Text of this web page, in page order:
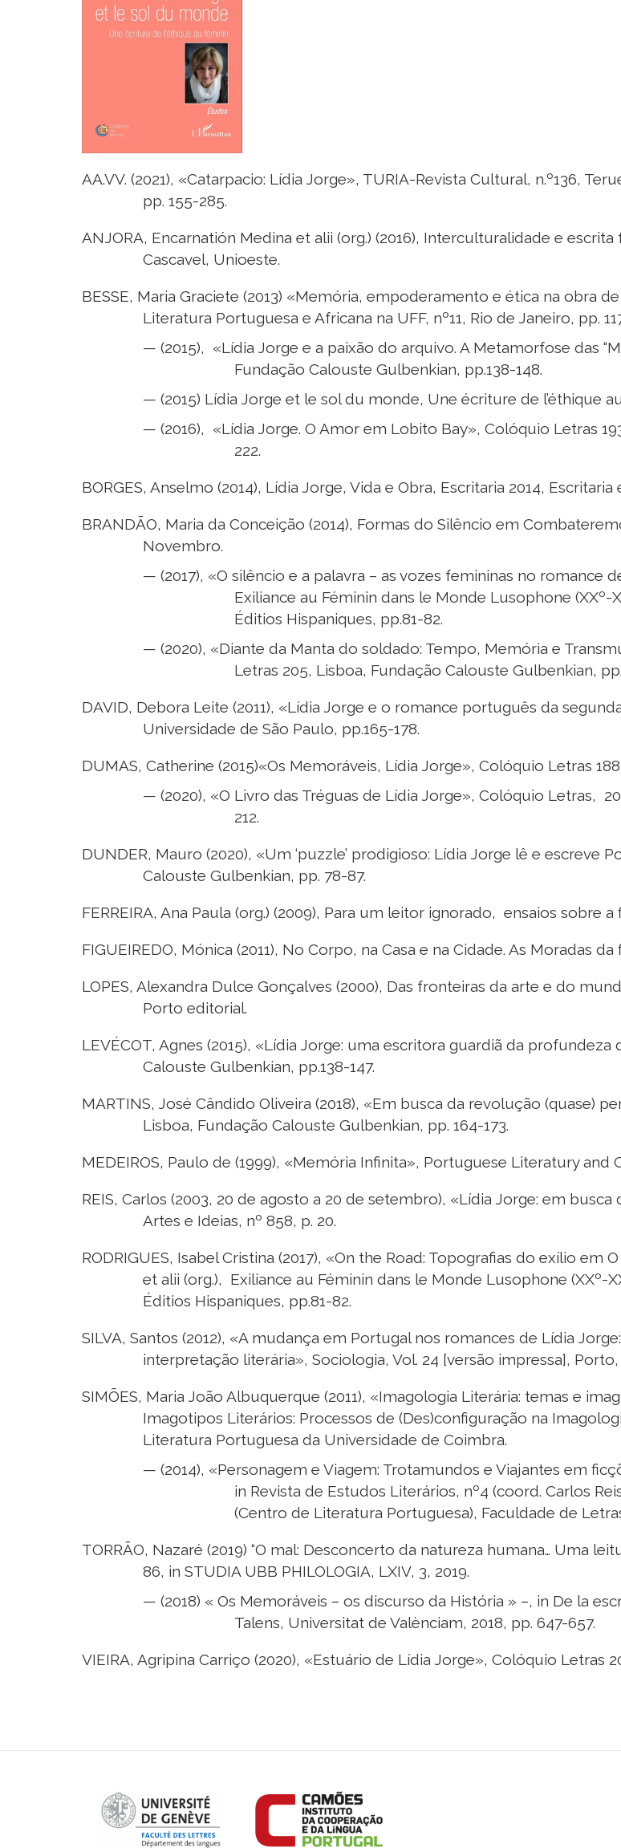
AA.VV. (2021), «Catarpacio: Lídia Jorge», TURIA-Revista Cultural, n.º136,
pp. 155-285.
ANJORA, Encarnatión Medina et alii (org.) (2016), Interculturalidade e
Cascavel, Unioeste.
BESSE, Maria Graciete (2013) «Memória, empoderamento e ética na obra
Literatura Portuguesa e Africana na UFF, nº11, Rio de Janeiro, pp.
— (2015), «Lídia Jorge e a paixão do arquivo. A Metamorfose das
Fundação Calouste Gulbenkian, pp.138-148.
— (2015) Lídia Jorge et le sol du monde, Une écriture de l’éthique
— (2016), «Lídia Jorge. O Amor em Lobito Bay», Colóquio Letras
222.
BORGES, Anselmo (2014), Lídia Jorge, Vida e Obra, Escritaria 2014,
BRANDÃO, Maria da Conceição (2014), Formas do Silêncio em
Novembro.
— (2017), «O silêncio e a palavra – as vozes femininas no romance
Exiliance au Féminin dans le Monde Lusophone (XXº-
Éditios Hispaniques, pp.81-82.
— (2020), «Diante da Manta do soldado: Tempo, Memória e
Letras 205, Lisboa, Fundação Calouste Gulbenkian,
DAVID, Debora Leite (2011), «Lídia Jorge e o romance português da
Universidade de São Paulo, pp.165-178.
DUMAS, Catherine (2015)«Os Memoráveis, Lídia Jorge», Colóquio Letras
— (2020), «O Livro das Tréguas de Lídia Jorge», Colóquio Letras,
212.
DUNDER, Mauro (2020), «Um ‘puzzle’ prodigioso: Lídia Jorge lê e escreve
Calouste Gulbenkian, pp. 78-87.
FERREIRA, Ana Paula (org.) (2009), Para um leitor ignorado, ensaios sobre
FIGUEIREDO, Mónica (2011), No Corpo, na Casa e na Cidade. As Moradas
LOPES, Alexandra Dulce Gonçalves (2000), Das fronteiras da arte e do
Porto editorial.
LEVÉCOT, Agnes (2015), «Lídia Jorge: uma escritora guardiã da
Calouste Gulbenkian, pp.138-147.
MARTINS, José Cândido Oliveira (2018), «Em busca da revolução (quase)
Lisboa, Fundação Calouste Gulbenkian, pp. 164-173.
MEDEIROS, Paulo de (1999), «Memória Infinita», Portuguese Literatury and
REIS, Carlos (2003, 20 de agosto a 20 de setembro), «Lídia Jorge: em
Artes e Ideias, nº 858, p. 20.
RODRIGUES, Isabel Cristina (2017), «On the Road: Topografias do exílio em
et alii (org.), Exiliance au Féminin dans le Monde Lusophone (XXº-
Éditios Hispaniques, pp.81-82.
SILVA, Santos (2012), «A mudança em Portugal nos romances de Lídia
interpretação literária», Sociologia, Vol. 24 [versão impressa],
SIMÕES, Maria João Albuquerque (2011), «Imagologia Literária: temas e
Imagotipos Literários: Processos de (Des)configuração na
Literatura Portuguesa da Universidade de Coimbra.
— (2014), «Personagem e Viagem: Trotamundos e Viajantes em
in Revista de Estudos Literários, nº4 (coord. Carlos
(Centro de Literatura Portuguesa), Faculdade de
TORRÃO, Nazaré (2019) “O mal: Desconcerto da natureza humana… Uma
86, in STUDIA UBB PHILOLOGIA, LXIV, 3, 2019.
— (2018) « Os Memoráveis – os discurso da História » –, in De la
Talens, Universitat de Valènciam, 2018, pp. 647-657.
VIEIRA, Agripina Carriço (2020), «Estuário de Lídia Jorge», Colóquio Letras